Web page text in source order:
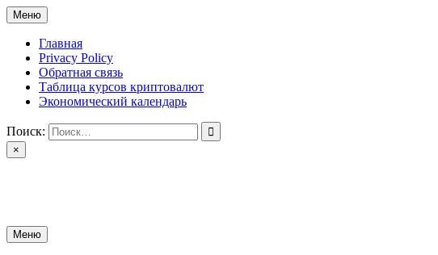
Перейти
к
содержимому
Меню
Главная
Privacy Policy
Обратная связь
Таблица курсов криптовалют
Экономический календарь
Поиск:
×
Меню